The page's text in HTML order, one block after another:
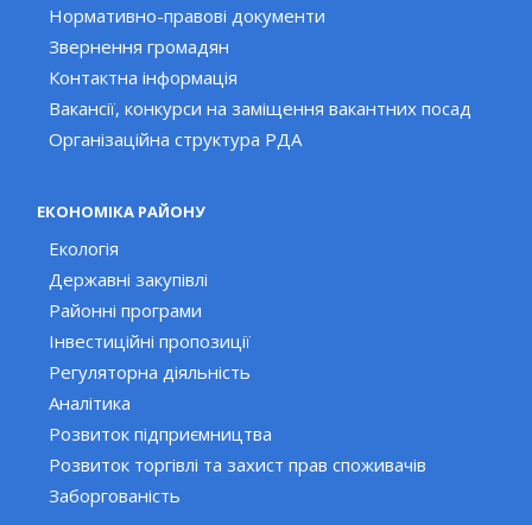
Нормативно-правові документи
Звернення громадян
Контактна інформація
Вакансії, конкурси на заміщення вакантних посад
Організаційна структура РДА
ЕКОНОМІКА РАЙОНУ
Екологія
Державні закупівлі
Районні програми
Інвестиційні пропозиції
Регуляторна діяльність
Аналітика
Розвиток підприємництва
Розвиток торгівлі та захист прав споживачів
Заборгованість